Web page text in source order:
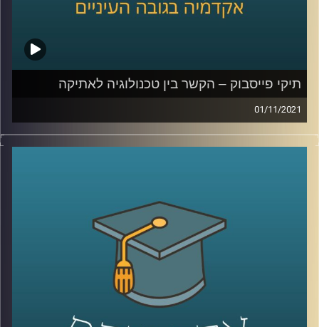
לשיחה על למידה בימי קורונה –לחצו כאן
קרדיט תמונות:AudioVersity
תיקי פייסבוק – הקשר בין טכנולוגיה לאתיקה
01/11/2021
פיסבוק העדיפה למקסם את רווחיה על פני בטיחות
בשיחה עם ד"ר אביב גאון, מנהל בית הספר הארי רדזינר
למשפטים ומומחה למשפט וטכנולוגיה, נדבר על החובה
החוקית והמוסרית של ענקיות הטכנולוגיה ועל נקודות המפגש
של תחום האתיקה עם תחום הטכנולוגיה.
לשיחה עם ד"ר אביב גאון על הקשר בין משפט וטכנולוגיה –